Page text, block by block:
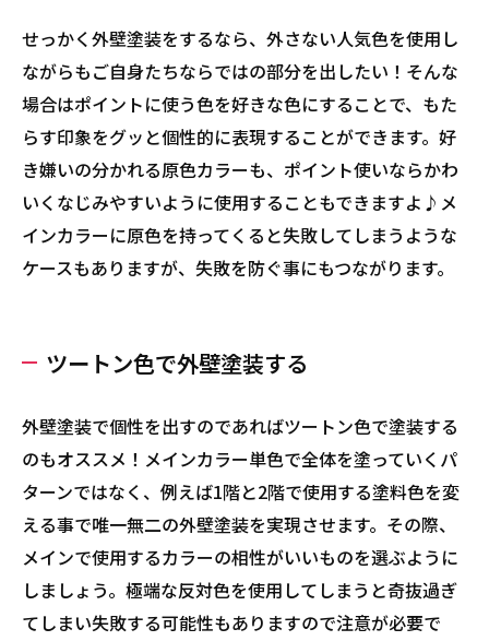
せっかく外壁塗装をするなら、外さない人気色を使用し
ながらもご自身たちならではの部分を出したい！そんな
場合はポイントに使う色を好きな色にすることで、もた
らす印象をグッと個性的に表現することができます。好
き嫌いの分かれる原色カラーも、ポイント使いならかわ
いくなじみやすいように使用することもできますよ♪メ
インカラーに原色を持ってくると失敗してしまうような
ケースもありますが、失敗を防ぐ事にもつながります。
ツートン色で外壁塗装する
外壁塗装で個性を出すのであればツートン色で塗装する
のもオススメ！メインカラー単色で全体を塗っていくパ
ターンではなく、例えば1階と2階で使用する塗料色を変
える事で唯一無二の外壁塗装を実現させます。その際、
メインで使用するカラーの相性がいいものを選ぶように
しましょう。極端な反対色を使用してしまうと奇抜過ぎ
てしまい失敗する可能性もありますので注意が必要で